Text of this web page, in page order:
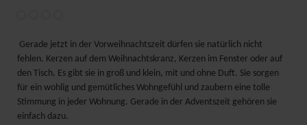
Gerade jetzt in der Vorweihnachtszeit dürfen sie natürlich nicht
fehlen. Kerzen auf dem Weihnachtskranz, Kerzen im Fenster oder auf
den Tisch. Es gibt sie in groß und klein, mit und ohne Duft. Sie sorgen
für ein wohlig und gemütliches Wohngefühl und zaubern eine tolle
Stimmung in jeder Wohnung. Gerade in der Adventszeit gehören sie
einfach dazu.